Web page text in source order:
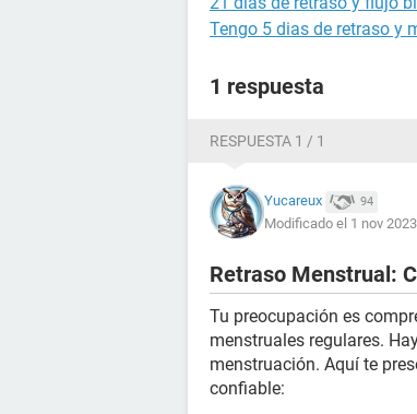
Tengo 5 dias de retraso y
1 respuesta
RESPUESTA 1 / 1
Yucareux 94
Modificado el 1 nov
Retraso Menstrual:
Tu preocupación es
menstruales regulares.
menstruación. Aquí te
confiable: